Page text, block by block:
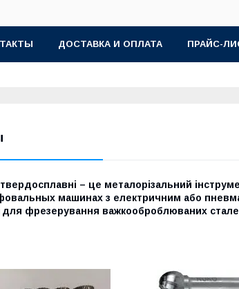
ДОСТАВКА И ОПЛАТА ПРАЙС-
– це металорізальний
машинах з електричним або
для фрезерування важкооброблюваних